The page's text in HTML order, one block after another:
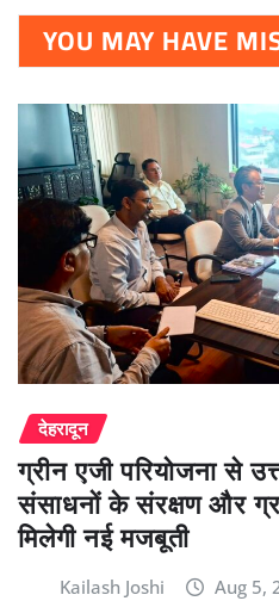
YOU MAY HAVE
देहरादून
ग्रीन एजी परियोजना से
संसाधनों के संरक्षण और
मिलेगी नई मजबूती
Kailash Joshi Aug 5,